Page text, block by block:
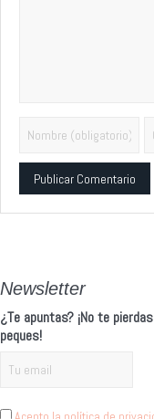
Newsletter
¿Te apuntas? ¡No te
peques!